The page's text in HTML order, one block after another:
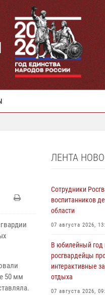
50 мм
ЛЕНТА
Сотрудники
воспитанников
области
07 августа 2026,
В юбилейный год
росгвардейцы
интерактивные
отдыха
07 августа 2026,